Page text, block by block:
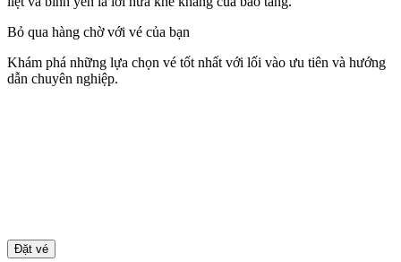
Bỏ qua hàng chờ với vé của bạn
Khám phá những lựa chọn vé tốt nhất với lối vào ưu tiên và hướng
dẫn chuyên nghiệp.
Đặt vé